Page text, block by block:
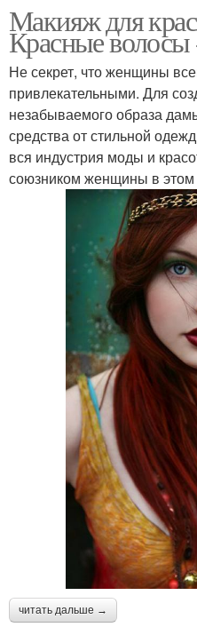
Макияж для
Красные волосы
Не секрет, что женщины
привлекательными. Для
незабываемого образа
средства от стильной
вся индустрия моды и
союзником женщины в этом
читать дальше →